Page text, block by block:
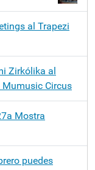
al Trapezi
Zirkólika al
Mumusic Circus
Mostra
puedes